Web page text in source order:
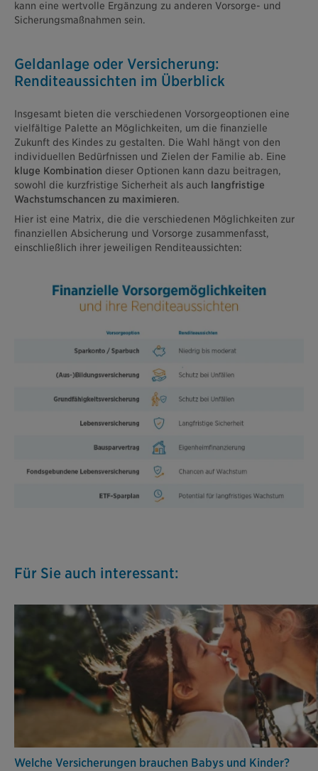
kann eine wertvolle Ergänzung zu anderen Vorsorge- und
Sicherungsmaßnahmen sein.
Geldanlage oder Versicherung:
Renditeaussichten im Überblick
Insgesamt bieten die verschiedenen Vorsorgeoptionen eine
vielfältige Palette an Möglichkeiten, um die finanzielle
Zukunft des Kindes zu gestalten. Die Wahl hängt von den
individuellen Bedürfnissen und Zielen der Familie ab. Eine
kluge Kombination dieser Optionen kann dazu beitragen,
sowohl die kurzfristige Sicherheit als auch langfristige
Wachstumschancen zu maximieren.
Hier ist eine Matrix, die die verschiedenen Möglichkeiten zur
finanziellen Absicherung und Vorsorge zusammenfasst,
einschließlich ihrer jeweiligen Renditeaussichten:
Für Sie auch interessant:
Welche Versiche­rungen brauchen Babys und Kinder?